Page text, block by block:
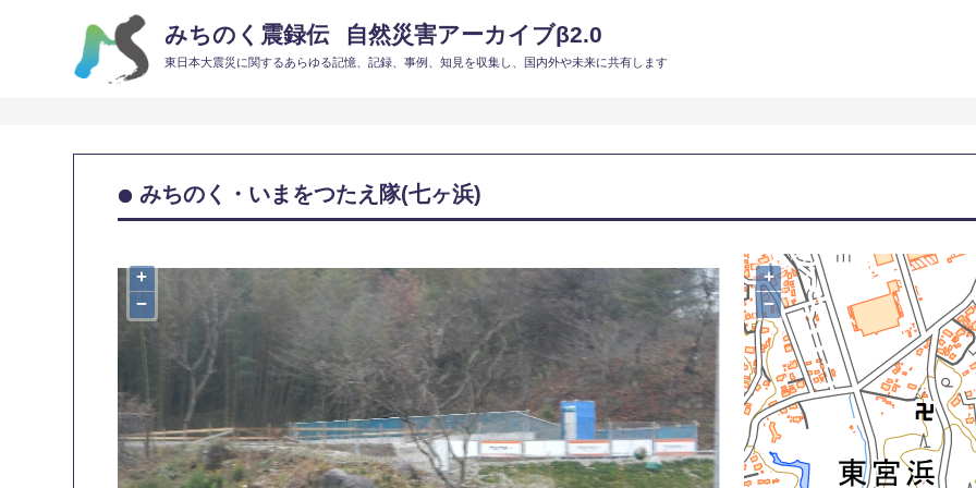
みちのく震録伝 自然災害アーカイブβ2.0
東日本大震災に関するあらゆる記憶、記録、事例、知見を収集し、国内外や未来に共有します
みちのく・いまをつたえ隊(七ヶ浜)
+
−
+
−